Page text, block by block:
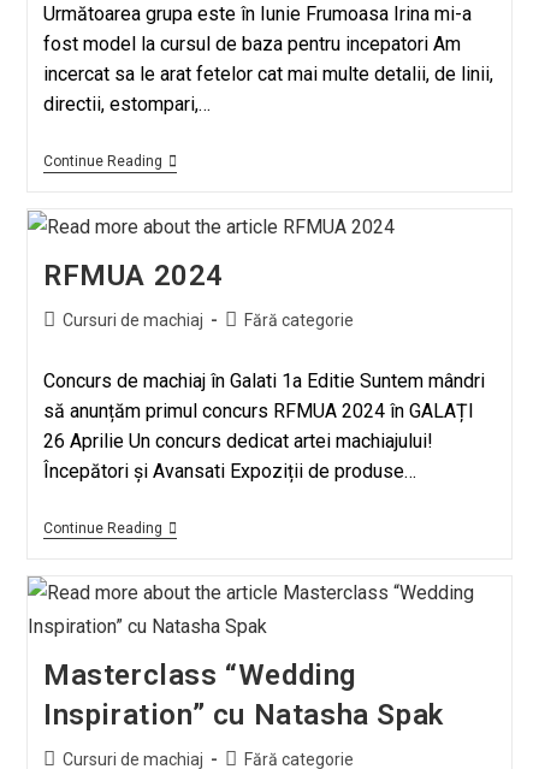
Următoarea grupa este în Iunie Frumoasa Irina mi-a
fost model la cursul de baza pentru incepatori Am
incercat sa le arat fetelor cat mai multe detalii, de linii,
directii, estompari,…
Continue Reading
RFMUA 2024
Cursuri de machiaj Fără categorie
Concurs de machiaj în Galati 1a Editie Suntem mândri
să anunțăm primul concurs RFMUA 2024 în GALAȚI
26 Aprilie Un concurs dedicat artei machiajului!
Începători și Avansati Expoziții de produse…
Continue Reading
Masterclass “Wedding
Inspiration” cu Natasha Spak
Cursuri de machiaj Fără categorie